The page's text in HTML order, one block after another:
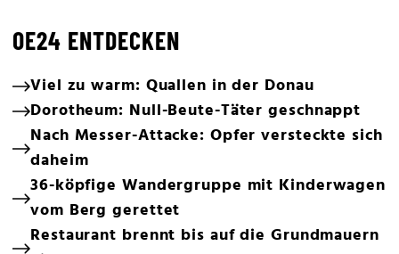
OE24 ENTDECKEN
Viel zu warm: Quallen in der Donau
Dorotheum: Null-Beute-Täter geschnappt
Nach Messer-Attacke: Opfer versteckte sich
daheim
36-köpfige Wandergruppe mit Kinderwagen
vom Berg gerettet
Restaurant brennt bis auf die Grundmauern